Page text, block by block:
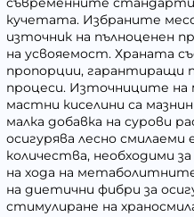
кучетата. Избраните
източник на пълноценен
на усвояемост. Храната
пропорции, гарантиращи
процеси. Източниците на
мастни киселини са
малка добавка на сурови
осигурява лесно смилаеми
количества, необходими
на хода на
на диетични фибри за
стимулиране на